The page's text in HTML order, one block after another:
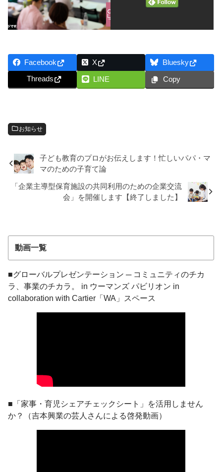
Facebook X Bluesky
Threads LINE Copy
お知らせ
子ども教育のプロがお伝えします！忙しいパパ・マ
マのための子育て論
「企業主導型保育施設の共同利用のための企業交流
会」を開催します【終了しました】
動画一覧
■グローバルプレゼンテーション ─ コミュニティのチカ
ラ、事業のチカラ。 in ウーマンズ パビリオン in
collaboration with Cartier「WA」スペース
■「家事・育児シェアチェックシート」を活用しません
か？（吉本興業の芸人さんによる啓発動画）